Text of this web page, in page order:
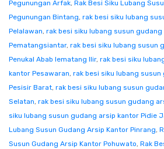
Pegunungan Arfak, Rak Besi Siku Lubang
Pegunungan Bintang, rak besi siku lubang
Pelalawan, rak besi siku lubang susun
Pematangsiantar, rak besi siku lubang susun
Penukal Abab lematang Ilir, rak besi siku
kantor Pesawaran, rak besi siku lubang
Pesisir Barat, rak besi siku lubang susun
Selatan, rak besi siku lubang susun gudang
siku lubang susun gudang arsip kantor Pidie
Lubang Susun Gudang Arsip Kantor Pinrang,
Susun Gudang Arsip Kantor Pohuwato, Rak